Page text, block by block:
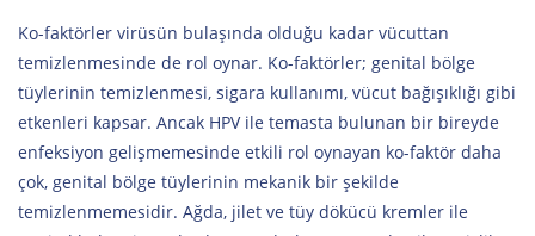
Ko-faktörler virüsün bulaşında olduğu kadar vücuttan
temizlenmesinde de rol oynar. Ko-faktörler; genital bölge
tüylerinin temizlenmesi, sigara kullanımı, vücut bağışıklığı gibi
etkenleri kapsar. Ancak HPV ile temasta bulunan bir bireyde
enfeksiyon gelişmemesinde etkili rol oynayan ko-faktör daha
çok, genital bölge tüylerinin mekanik bir şekilde
temizlenmemesidir. Ağda, jilet ve tüy dökücü kremler ile